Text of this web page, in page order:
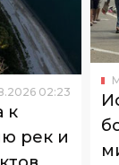
.2026 02
к
рек и